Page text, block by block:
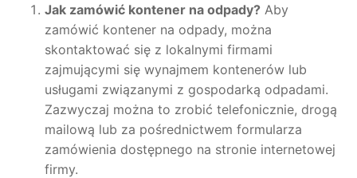
Jak zamówić kontener na odpady? Aby
zamówić kontener na odpady, można
skontaktować się z lokalnymi firmami
zajmującymi się wynajmem kontenerów lub
usługami związanymi z gospodarką odpadami.
Zazwyczaj można to zrobić telefonicznie, drogą
mailową lub za pośrednictwem formularza
zamówienia dostępnego na stronie internetowej
firmy.